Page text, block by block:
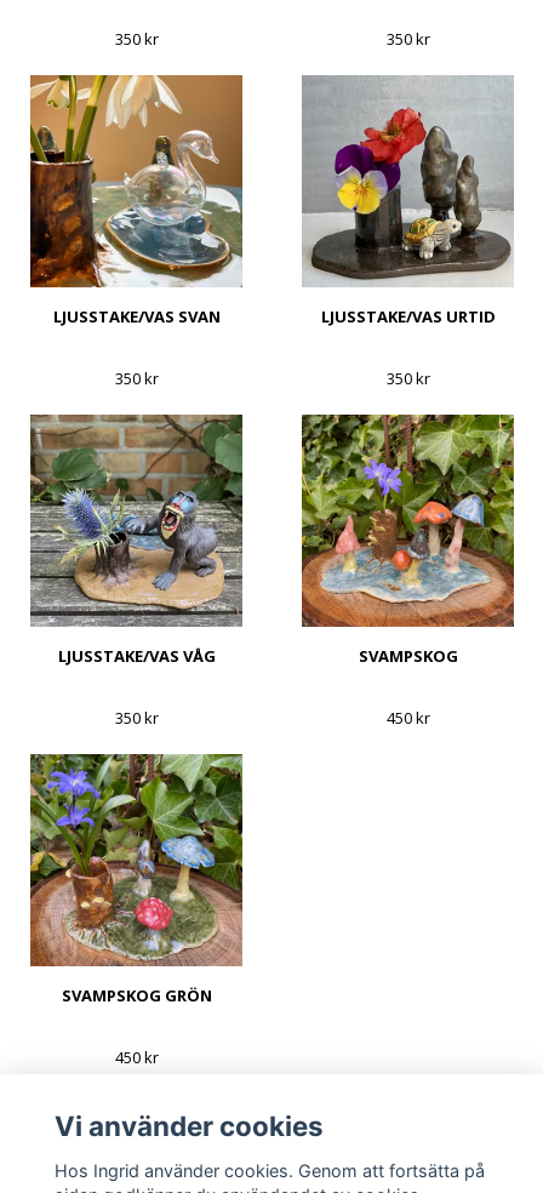
350 kr 350 kr
LJUSSTAKE/VAS SVAN
350 kr
LJUSSTAKE/VAS URTID
350 kr
LJUSSTAKE/VAS VÅG
350 kr
SVAMPSKOG
450 kr
SVAMPSKOG GRÖN
450 kr
Vi använder cookies
Hos Ingrid använder cookies. Genom att fortsätta på